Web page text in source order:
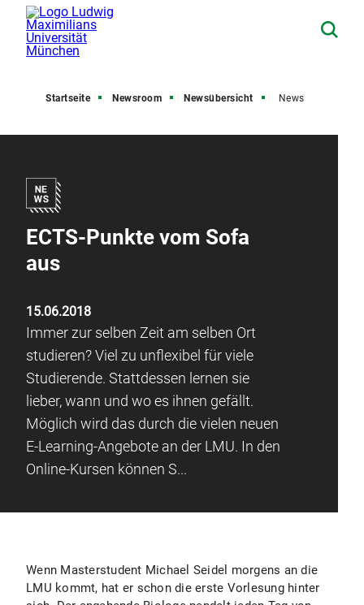
Startseite Newsroom Newsübersicht News
ECTS-Punkte vom Sofa
aus
15.06.2018
Immer zur selben Zeit am selben Ort
studieren? Viel zu unflexibel für viele
Studierende. Stattdessen lernen sie
lieber, wann und wo es ihnen gefällt.
Möglich wird das durch die vielen neuen
E-Learning-Angebote an der LMU. In den
Online-Kursen können S...
Wenn Masterstudent Michael Seidel morgens an die
LMU kommt, hat er schon die erste Vorlesung hinter